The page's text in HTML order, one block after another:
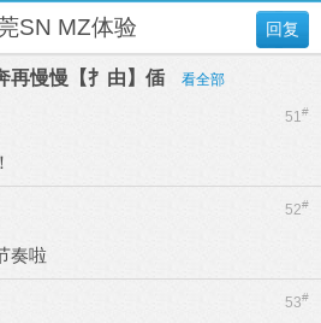
回复
SN MZ体验
再慢慢【扌由】偛 看全部
51#
52#
奏啦
53#